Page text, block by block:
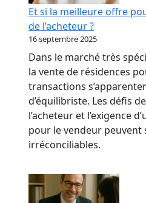
Et si la meilleure offre
de l’acheteur ?
16 septembre 2025
Dans le marché très
la vente de résidences
transactions
d’équilibriste. Les défis
l’acheteur et l’exigence
pour le vendeur peuvent
irréconciliables.